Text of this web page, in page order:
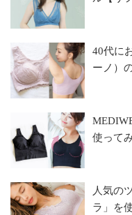
40代に
ーノ）
使って
人気の
ラ」を